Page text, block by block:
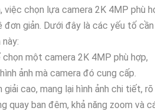
việc chọn lựa camera 2K 4MP phù
đơn giản. Dưới đây là các yếu tố cần
một camera 2K 4MP phù hợp,
ảnh mà camera đó cung cấp.
cao, mang lại hình ảnh chi tiết, rõ
quay ban đêm, khả năng zoom và